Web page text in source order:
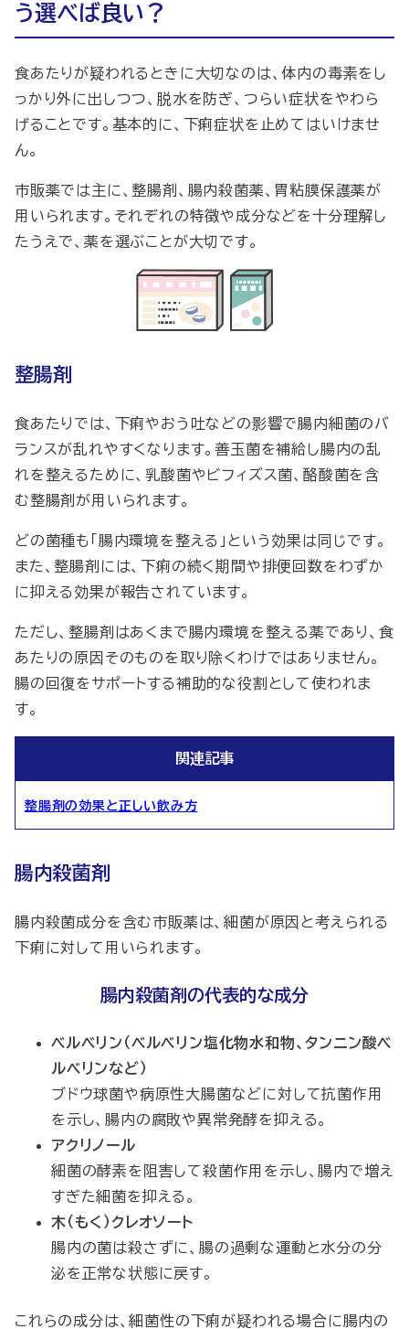
う選べば良い？
食あたりが疑われるときに大切なのは、体内の毒素をし
っかり外に出しつつ、脱水を防ぎ、つらい症状をやわら
げることです。基本的に、下痢症状を止めてはいけませ
ん。
市販薬では主に、整腸剤、腸内殺菌薬、胃粘膜保護薬が
用いられます。それぞれの特徴や成分などを十分理解し
たうえで、薬を選ぶことが大切です。
整腸剤
食あたりでは、下痢やおう吐などの影響で腸内細菌のバ
ランスが乱れやすくなります。善玉菌を補給し腸内の乱
れを整えるために、乳酸菌やビフィズス菌、酪酸菌を含
む整腸剤が用いられます。
どの菌種も「腸内環境を整える」という効果は同じです。
また、整腸剤には、下痢の続く期間や排便回数をわずか
に抑える効果が報告されています。
ただし、整腸剤はあくまで腸内環境を整える薬であり、食
あたりの原因そのものを取り除くわけではありません。
腸の回復をサポートする補助的な役割として使われま
す。
関連記事
整腸剤の効果と正しい飲み方
腸内殺菌剤
腸内殺菌成分を含む市販薬は、細菌が原因と考えられる
下痢に対して用いられます。
腸内殺菌剤の代表的な成分
ベルベリン（ベルベリン塩化物水和物、タンニン酸ベ
ルベリンなど）
ブドウ球菌や病原性大腸菌などに対して抗菌作用
を示し、腸内の腐敗や異常発酵を抑える。
アクリノール
細菌の酵素を阻害して殺菌作用を示し、腸内で増え
すぎた細菌を抑える。
木（もく）クレオソート
腸内の菌は殺さずに、腸の過剰な運動と水分の分
泌を正常な状態に戻す。
これらの成分は、細菌性の下痢が疑われる場合に腸内の